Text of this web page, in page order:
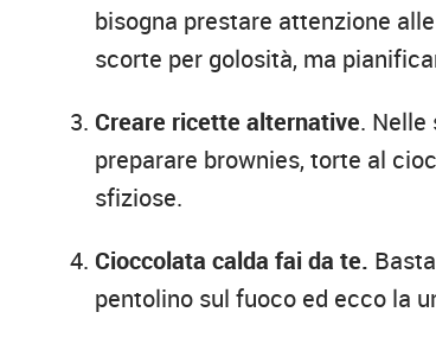
bisogna prestare attenzione
scorte per golosità, ma
Creare ricette alternative.
preparare brownies, torte al
sfiziose.
Cioccolata calda fai da te.
pentolino sul fuoco ed ecco la